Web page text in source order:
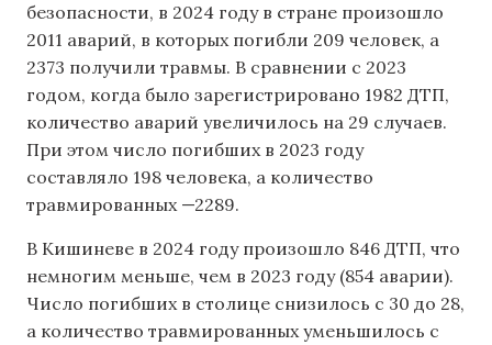
безопасности, в 2024 году в стране произошло
2011 аварий, в которых погибли 209 человек, а
2373 получили травмы. В сравнении с 2023
годом, когда было зарегистрировано 1982 ДТП,
количество аварий увеличилось на 29 случаев.
При этом число погибших в 2023 году
составляло 198 человека, а количество
травмированных —2289.
В Кишиневе в 2024 году произошло 846 ДТП, что
немногим меньше, чем в 2023 году (854 аварии).
Число погибших в столице снизилось с 30 до 28,
а количество травмированных уменьшилось с